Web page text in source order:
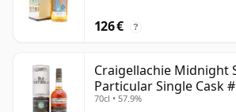
126 € ?
Craigellachie Midnight
Particular Single Cask
años
70cl • 57.9%